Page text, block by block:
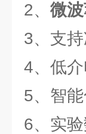
2、 微
3、支持
4、低
5、智
6、实